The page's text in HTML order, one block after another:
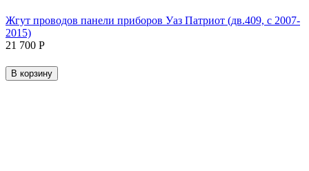
Жгут проводов панели приборов Уаз Патриот (дв.409, с 2007-
2015)
21 700 Р
В корзину